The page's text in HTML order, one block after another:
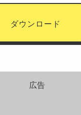
ダウンロード
広告